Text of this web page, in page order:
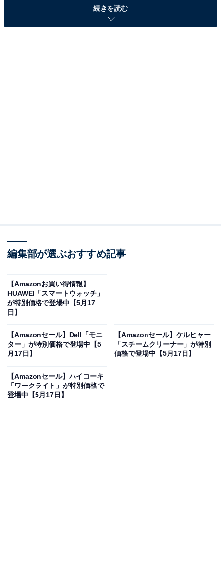
そのほかにも注目の商品がラインナップされているの
で、あわせて紹介していきましょう。
Amazonのセール商品から売れ筋ランキングまで、毎日のお買いも
※本記事で紹介している商品の購入やサービスの利用により、売上の一部が
オールアバウトに還元されることがあります。
Pioneerの「カーナビ」が限定価格に！ 11％オフ
で登場
続きを読む
編集部が選ぶおすすめ記事
【Amazonお買い得情報】
HUAWEI「スマートウォッチ」
が特別価格で登場中【5月17
日】
【Amazonセール】Dell「モニ
ター」が特別価格で登場中【5
月17日】
【Amazonセール】ケルヒャー
「スチームクリーナー」が特別
価格で登場中【5月17日】
【Amazonセール】ハイコーキ
「ワークライト」が特別価格で
登場中【5月17日】